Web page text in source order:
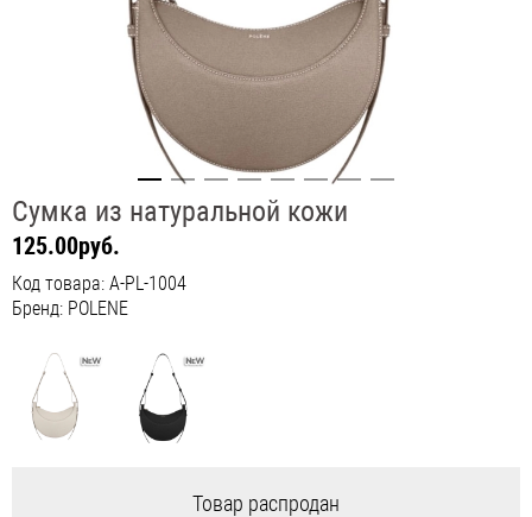
Сумка из натуральной кожи
125.00руб.
Код товара: A-PL-1004
Бренд: POLENE
Товар распродан